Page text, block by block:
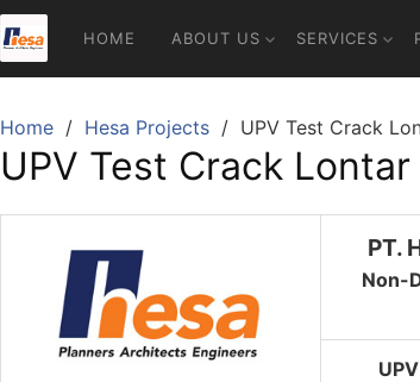
HOME ABOUT US SERVICES
Home Hesa Projects UPV Test Crack
UPV Test Crack
PT.
Non-